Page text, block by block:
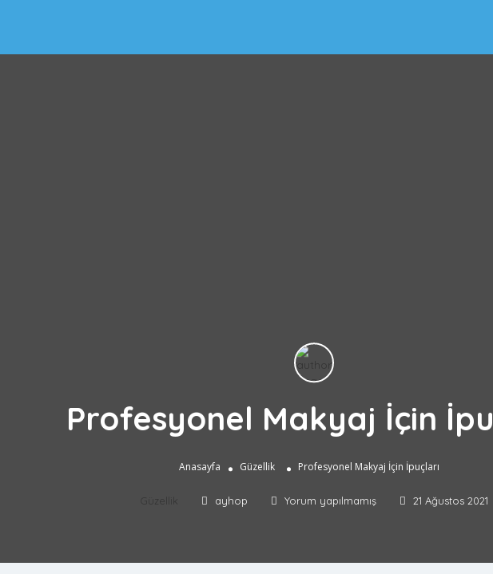
Profesyonel Makyaj İçin
Anasayfa Güzellik Profesyonel Makyaj İçin İpuçları
Güzellik ayhop Yorum yapılmamış 21 Ağustos 2021